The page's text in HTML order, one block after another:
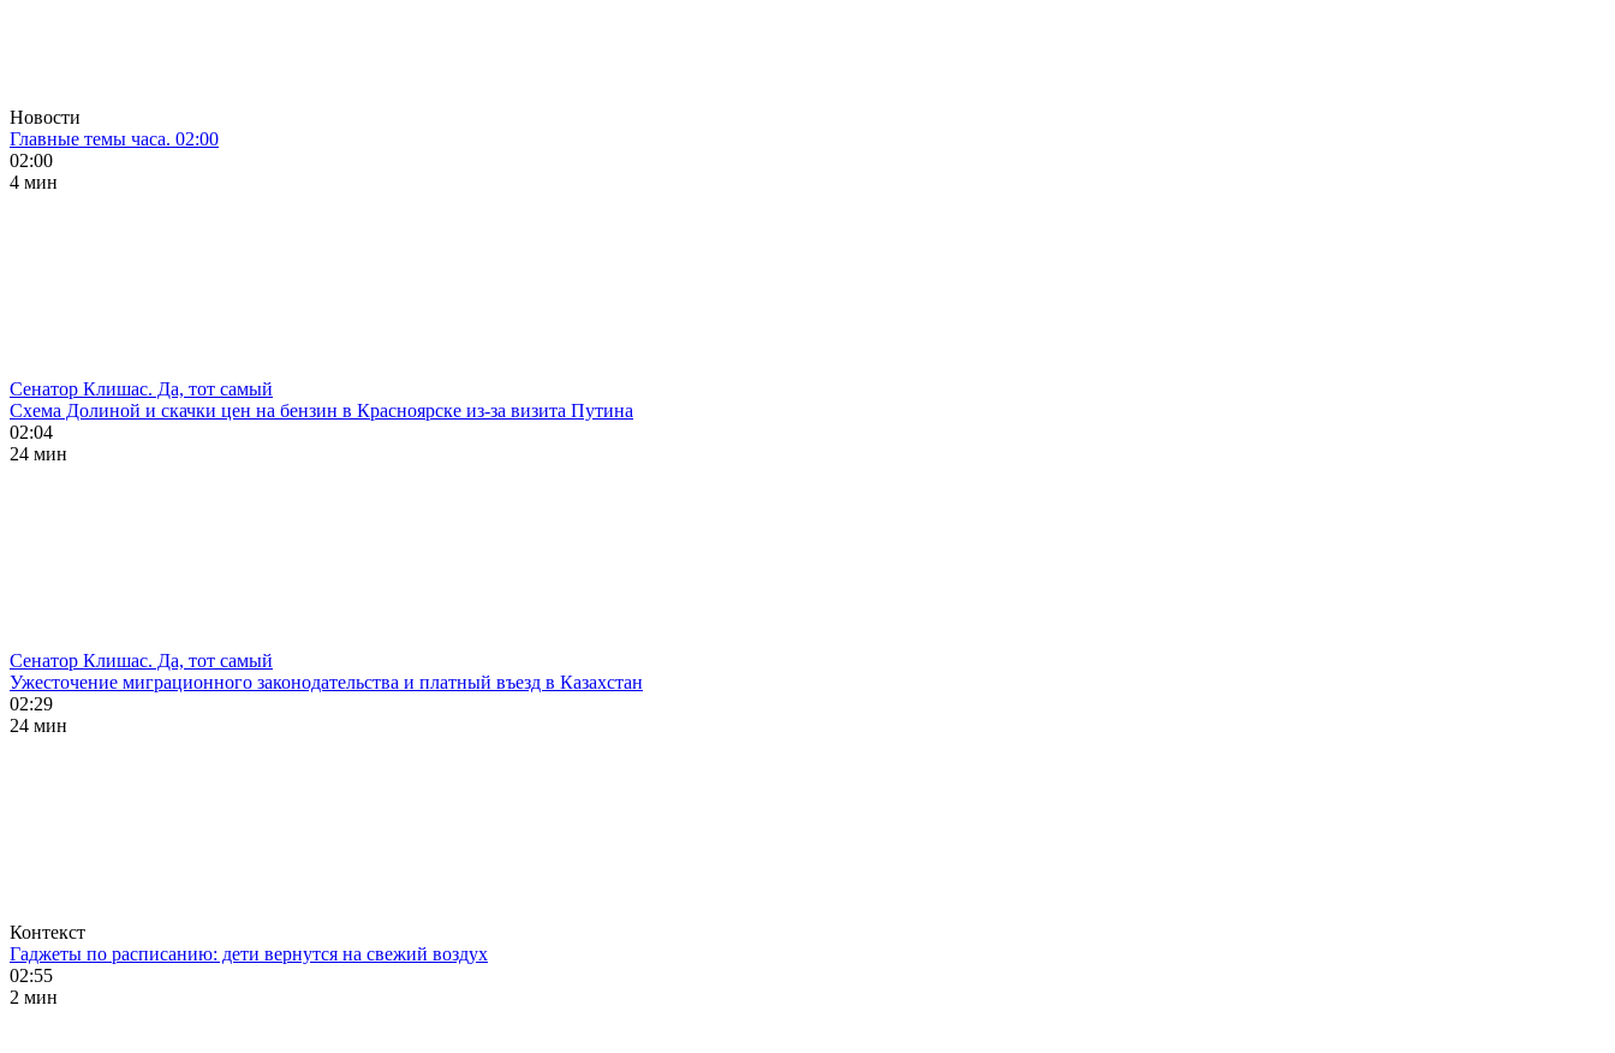
Новости
Главные темы часа. 02:00
02:00
4 мин
Сенатор Клишас. Да, тот самый
Схема Долиной и скачки цен на бензин в Красноярске из-за визита Путина
02:04
24 мин
Сенатор Клишас. Да, тот самый
Ужесточение миграционного законодательства и платный въезд в Казахстан
02:29
24 мин
Контекст
Гаджеты по расписанию: дети вернутся на свежий воздух
02:55
2 мин